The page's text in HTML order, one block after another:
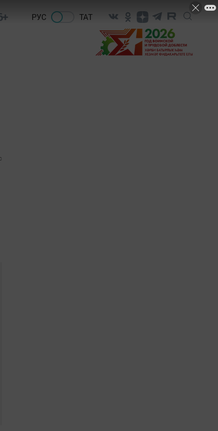
РУС ТАТ